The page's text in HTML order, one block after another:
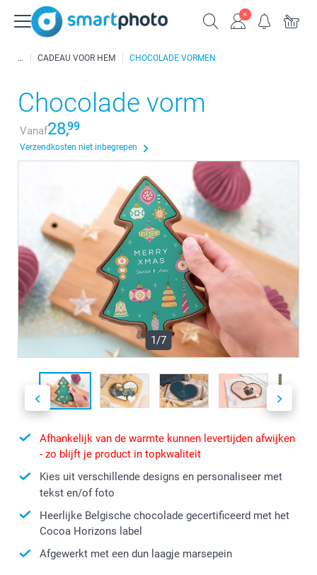
CADEAU VOOR HEM CHOCOLADE VORMEN
Chocolade vorm
Vanaf28,99
Verzendkosten niet inbegrepen
1/7
Afhankelijk van de warmte kunnen levertijden afwijken
- zo blijft je product in topkwaliteit
Kies uit verschillende designs en personaliseer met
tekst en/of foto
Heerlijke Belgische chocolade gecertificeerd met het
Cocoa Horizons label
Afgewerkt met een dun laagje marsepein